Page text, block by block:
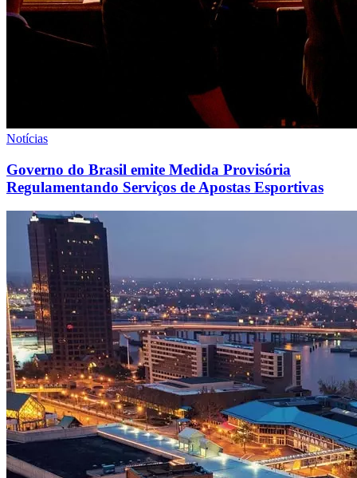
Notícias
Governo do Brasil emite Medida Provisória
Regulamentando Serviços de Apostas Esportivas